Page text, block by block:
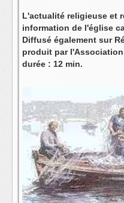
L'actualité religieuse et
information de l'église
Diffusé également sur
produit par
durée : 12 min.